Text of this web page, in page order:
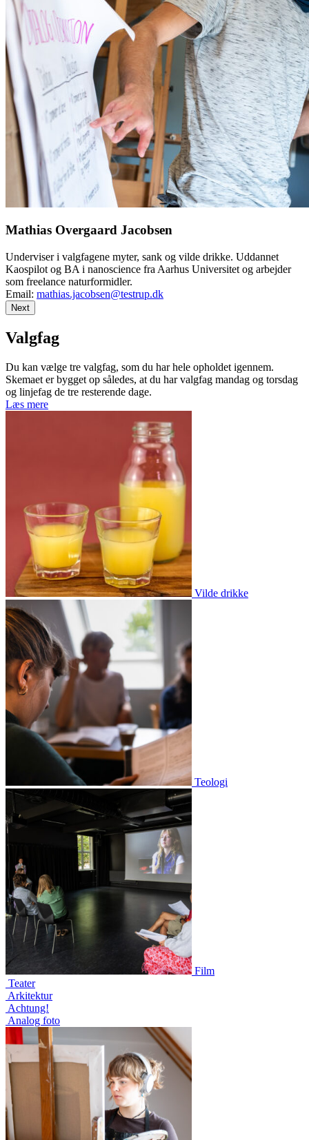
Mathias Overgaard Jacobsen
Underviser i valgfagene myter, sank og vilde drikke. Uddannet
Kaospilot og BA i nanoscience fra Aarhus Universitet og arbejder
som freelance naturformidler.
Email: mathias.jacobsen@testrup.dk
Next
Valgfag
Du kan vælge tre valgfag, som du har hele opholdet igennem.
Skemaet er bygget op således, at du har valgfag mandag og torsdag
og linjefag de tre resterende dage.
Læs mere
Vilde drikke
Teologi
Film
Teater
Arkitektur
Achtung!
Analog foto